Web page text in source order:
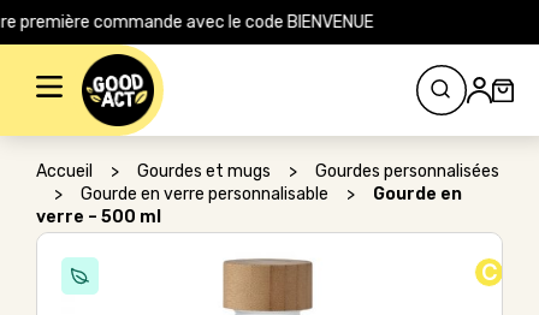
site pour votre première commande avec le code BIENVENUE
Rechercher :
Accueil > Gourdes et mugs >
Gourdes personnalisées
>
Gourde en verre personnalisable >
Gourde en
verre – 500 ml
C